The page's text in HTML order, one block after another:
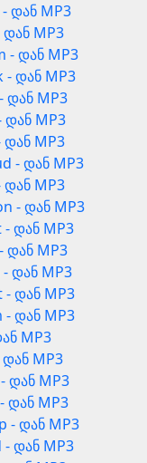
დან MP3
MP3
- დან MP3
- დან MP3
დან MP3
დან MP3
დან MP3
- დან MP3
დან MP3
- დან MP3
დან MP3
დან MP3
დან MP3
- დან MP3
- დან MP3
MP3
MP3
დან MP3
დან MP3
- დან MP3
დან MP3